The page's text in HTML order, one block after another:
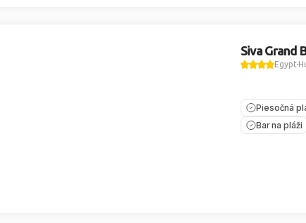
Siva Grand
Egypt
Piesočná
Bar na pláži